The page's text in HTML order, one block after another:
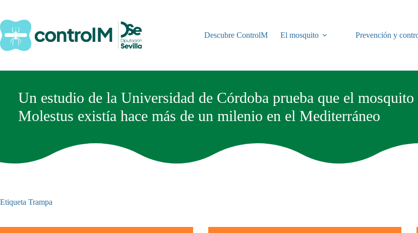
contenido
Descubre ControlM
El mosquito Prevención y
Un estudio de la Universidad de Córdoba prueba que el
Molestus existía hace más de un milenio en el Mediterráneo
Etiqueta Trampa